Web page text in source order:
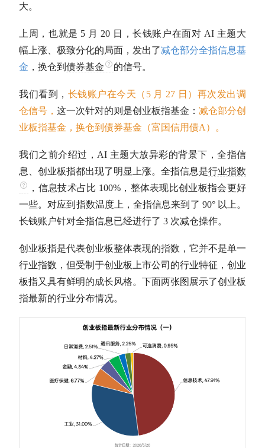
大。
上周，也就是 5 月 20 日，长钱账户在面对 AI 主题大
幅上涨、极致分化的局面，发出了减仓部分全指信息基
金 ，换仓到 债券基金 的信号。
我们看到， 长钱账户在今天（5 月 27 日）再次发出调
仓信号， 这一次针对的则是创业板指基金： 减仓部分创
业板指基金，换仓到 债券基金 （富国信用债A）。
我们之前介绍过，AI 主题大放异彩的背景下， 全指信
息
创业板指都出现了明显上涨。 全指信息是行业指数
，信息技术占比 100%，整体表现比创业板指会更好
一些。对应到指数温度上，全指信息来到了 90° 以上。
长钱账户针对全指信息已经进行了 3 次减仓操作。
创业板指是代表创业板整体表现的指数，它并不是单一
行业指数 ，但受制于创业板上市公司的行业特征， 创业
板指又具有鲜明的成长风格。下面两张图展示了创业板
指最新的行业分布情况。